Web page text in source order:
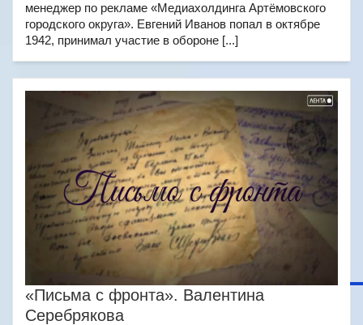
менеджер по рекламе «Медиахолдинга Артёмовского
городского округа». Евгений Иванов попал в октябре
1942, принимал участие в обороне [...]
«Письма с фронта». Валентина
Серебрякова